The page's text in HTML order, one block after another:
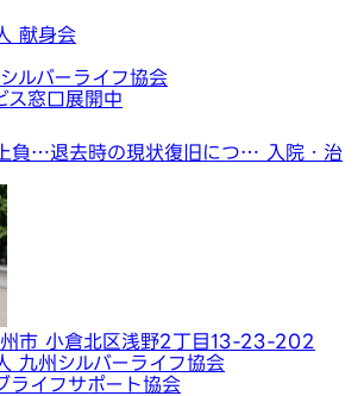
献身会
ルバーライフ協会
ス窓口展開中
負…退去時の現状復旧につ… 入院・治
市 小倉北区浅野2丁目13-23-202
九州シルバーライフ協会
ライフサポート協会